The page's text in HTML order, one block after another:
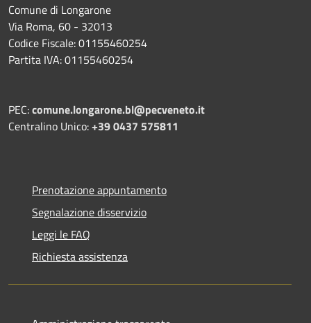
Comune di Longarone
Via Roma, 60 - 32013
Codice Fiscale: 01155460254
Partita IVA: 01155460254
PEC:comune.longarone.bl@pecveneto.it
Centralino Unico:+39 0437 575811
Prenotazione appuntamento
Segnalazione disservizio
Leggi le FAQ
Richiesta assistenza